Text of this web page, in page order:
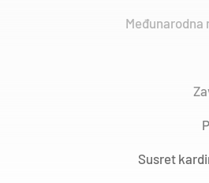
Međunarodna
Susret